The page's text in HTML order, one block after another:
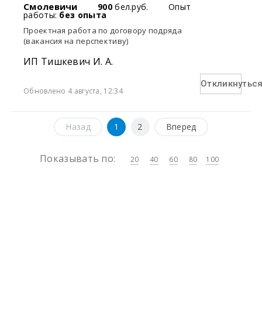
Смолевичи 900бел.руб. Опыт
работы: без опыта
Проектная работа по договору подряда
(вакансия на перспективу)
ИП Тишкевич И. А.
Обновлено 4 августа, 12:34
Назад 1 2 Вперед
Показывать по: 20 40 60 80 100